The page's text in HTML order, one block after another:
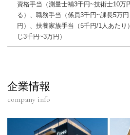
資格手当（測量士補3千円~技術士10
る）、職務手当（係員3千円~課長5万
円）、扶養家族手当（5千円/1人あた
じ3千円~3万円）
企業情報
company info